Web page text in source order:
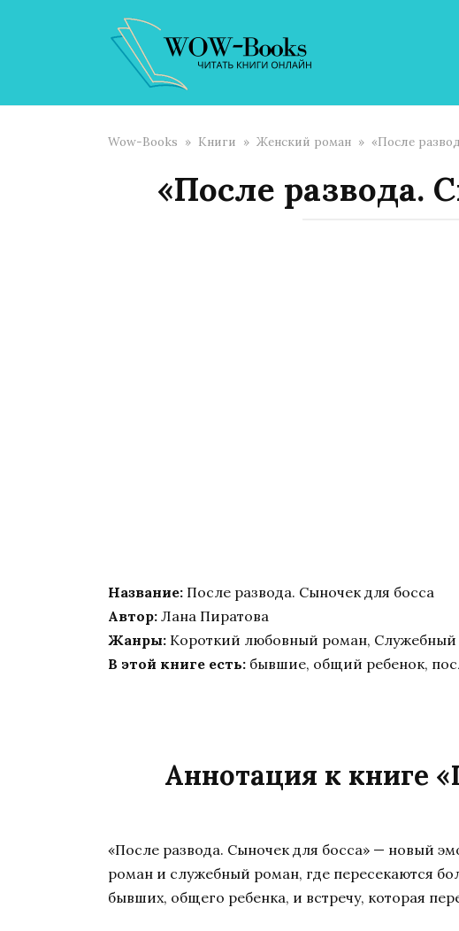
Wow-Books » Книги » Женский роман » «После
«После развода.
Название: После развода. Сыночек для босса
Автор: Лана Пиратова
Жанры: Короткий любовный роман,
В этой книге есть: бывшие, общий ребенок,
Аннотация к книге
«После развода. Сыночек для босса» — новый
роман и служебный роман, где пересекаются
бывших, общего ребенка, и встречу, которая